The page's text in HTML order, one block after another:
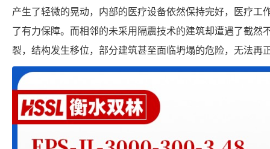
产生了轻微的晃动，内部的医疗设备依然保持完好，医疗工
了有力保障。而相邻的未采用隔震技术的建筑却遭遇了截然
裂，结构发生移位，部分建筑甚至面临坍塌的危险，无法再